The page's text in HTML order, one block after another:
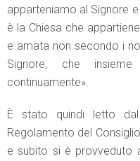
apparteniamo al Signore
è la Chiesa che
e amata non secondo i
Signore, che
continuamente».
È stato quindi letto
Regolamento del
e subito si è provveduto